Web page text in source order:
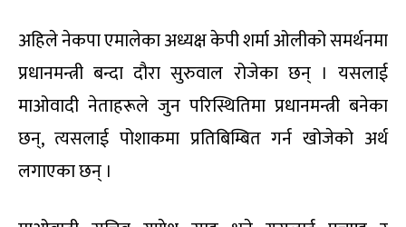
अहिले नेकपा एमालेका अध्यक्ष केपी शर्मा ओलीको समर्थनमा
प्रधानमन्त्री बन्दा दौरा सुरुवाल रोजेका छन् । यसलाई
माओवादी नेताहरूले जुन परिस्थितिमा प्रधानमन्त्री बनेका
छन्, त्यसलाई पोशाकमा प्रतिबिम्बित गर्न खोजेको अर्थ
लगाएका छन् ।